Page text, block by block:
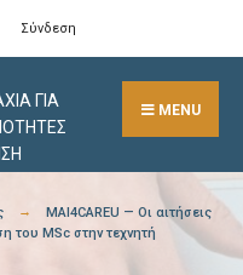
Σύνδεση
ΓΙΑ
MENU
MAI4CAREU — Οι αιτήσεις
του MSc στην τεχνητή
Search
Window